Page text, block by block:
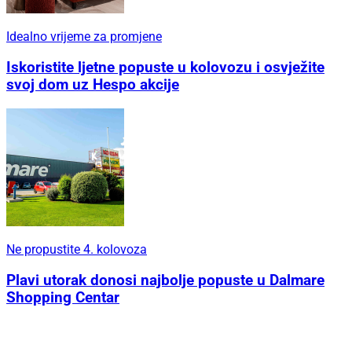
Idealno vrijeme za promjene
Iskoristite ljetne popuste u kolovozu i osvježite
svoj dom uz Hespo akcije
Ne propustite 4. kolovoza
Plavi utorak donosi najbolje popuste u Dalmare
Shopping Centar